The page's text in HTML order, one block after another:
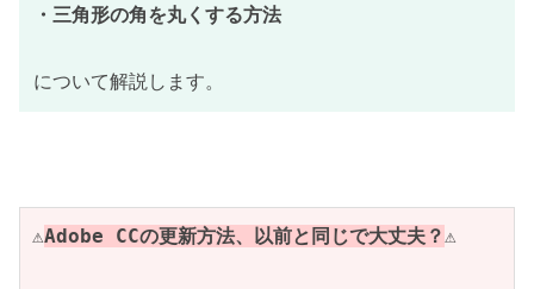
・三角形の角を丸くする方法
について解説します。
⚠️Adobe CCの更新方法、以前と同じで大丈夫？ ⚠️